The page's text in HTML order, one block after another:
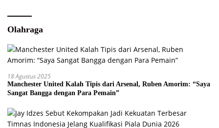
Olahraga
18 Agustus 2025
Manchester United Kalah Tipis dari Arsenal, Ruben Amorim: “Saya
Sangat Bangga dengan Para Pemain”